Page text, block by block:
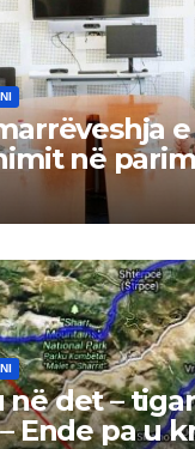
e
në
Abdixhikut
në det –
Ende pa u